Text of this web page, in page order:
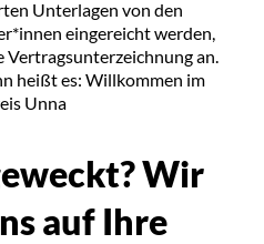
Unterlagen von den
eingereicht werden,
Vertragsunterzeichnung an.
heißt es: Willkommen im
Unna
Wir
auf Ihre